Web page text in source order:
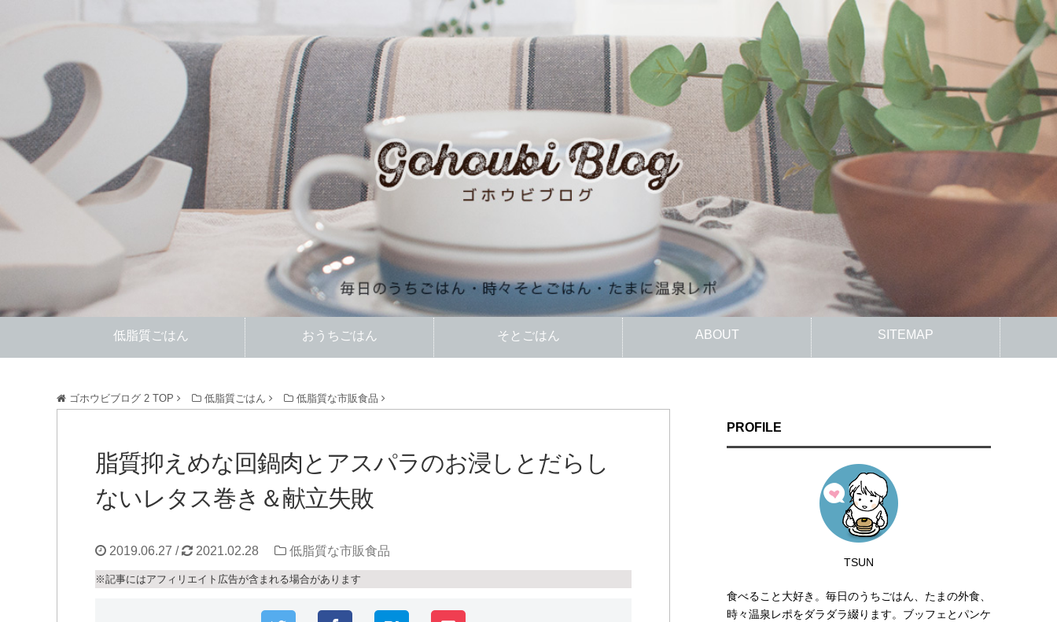
低脂質ごはん おうちごはん そとごはん ABOUT SITEMAP
ゴホウビブログ 2 TOP 低脂質ごはん 低脂質な市販食品
脂質抑えめな回鍋肉とアスパラのお浸しとだらし
ないレタス巻き＆献立失敗
2019.06.27 / 2021.02.28 低脂質な市販食品
※記事にはアフィリエイト広告が含まれる場合があります
PROFILE
TSUN
食べること大好き。毎日のうちごはん、たまの外食、
時々温泉レポをダラダラ綴ります。ブッフェとパンケ